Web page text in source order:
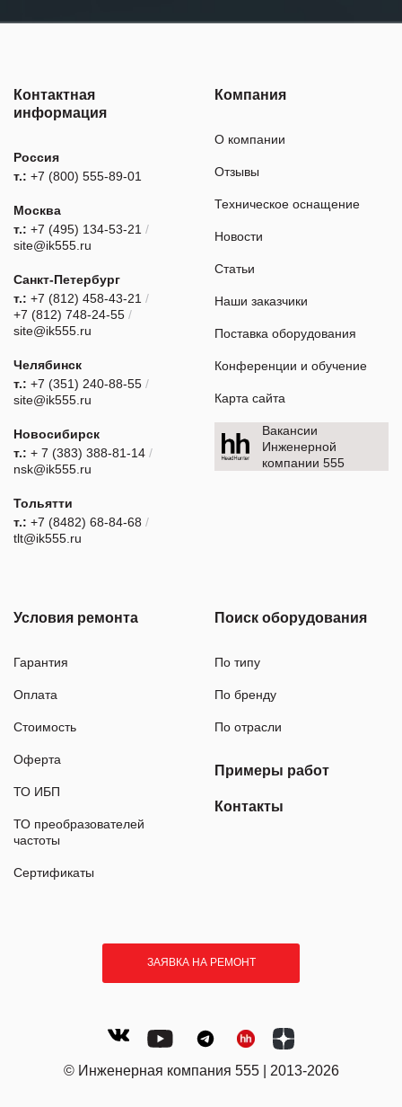
Контактная
информация
Россия
т.: +7 (800) 555-89-01
Москва
т.: +7 (495) 134-53-21 /
site@ik555.ru
Санкт-Петербург
т.: +7 (812) 458-43-21 /
+7 (812) 748-24-55 /
site@ik555.ru
Челябинск
т.: +7 (351) 240-88-55 /
site@ik555.ru
Новосибирск
т.: + 7 (383) 388-81-14 /
nsk@ik555.ru
Тольятти
т.: +7 (8482) 68-84-68 /
tlt@ik555.ru
Компания
О компании
Отзывы
Техническое оснащение
Новости
Статьи
Наши заказчики
Поставка оборудования
Конференции и обучение
Карта сайта
Вакансии
Инженерной
компании 555
Условия ремонта
Гарантия
Оплата
Стоимость
Оферта
ТО ИБП
ТО преобразователей
частоты
Сертификаты
Поиск оборудования
По типу
По бренду
По отрасли
Примеры работ
Контакты
ЗАЯВКА НА РЕМОНТ
© Инженерная компания 555 | 2013-2026